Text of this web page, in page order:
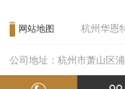
网站地图 杭州华恩
公司地址：杭州市萧山区